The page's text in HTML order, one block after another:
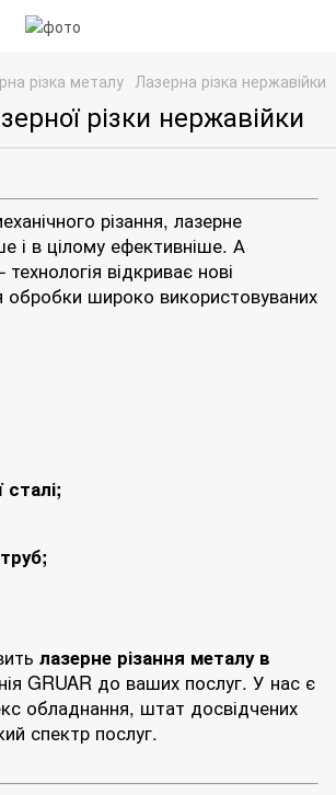
різка металу Лазерна різка нержавійки
різки нержавійки
різання, лазерне
і в цілому ефективніше. А
відкриває нові
обробки широко використовуваних
;
лазерне різання металу в
GRUAR до ваших послуг. У нас є
обладнання, штат досвідчених
спектр послуг.